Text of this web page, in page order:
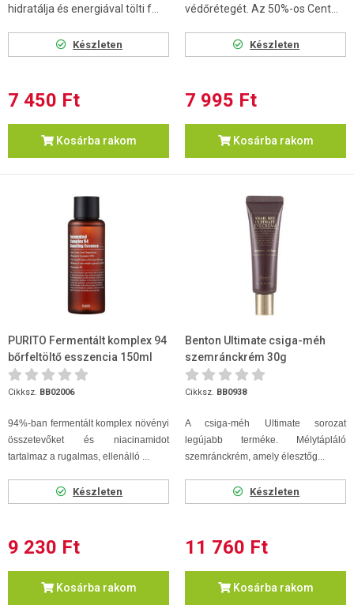
hidratálja és energiával tölti f...
Készleten
7 450 Ft
Kosárba rakom
védőrétegét. Az 50%-os Cent...
Készleten
7 995 Ft
Kosárba rakom
PURITO Fermentált komplex 94
bőrfeltöltő esszencia 150ml
Cikksz. BB02006
94%-ban fermentált komplex növényi
összetevőket és niacinamidot
tartalmaz a rugalmas, ellenálló ...
Készleten
9 230 Ft
Kosárba rakom
Benton Ultimate csiga-méh
szemránckrém 30g
Cikksz. BB0938
A csiga-méh Ultimate sorozat
legújabb terméke. Mélytápláló
szemránckrém, amely élesztőg...
Készleten
11 760 Ft
Kosárba rakom